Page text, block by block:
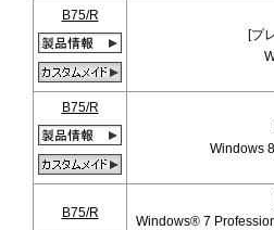
B75/R
[プ
B75/R
Windows
B75/R
Windows® 7